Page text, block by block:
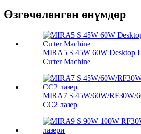
Өзгөчөлөнгөн өнүмдөр
MIRA5 S 45W 60W Desktop
Cutter Machine
MIRA7 S 45W/60W/RF30W/
CO2 лазер